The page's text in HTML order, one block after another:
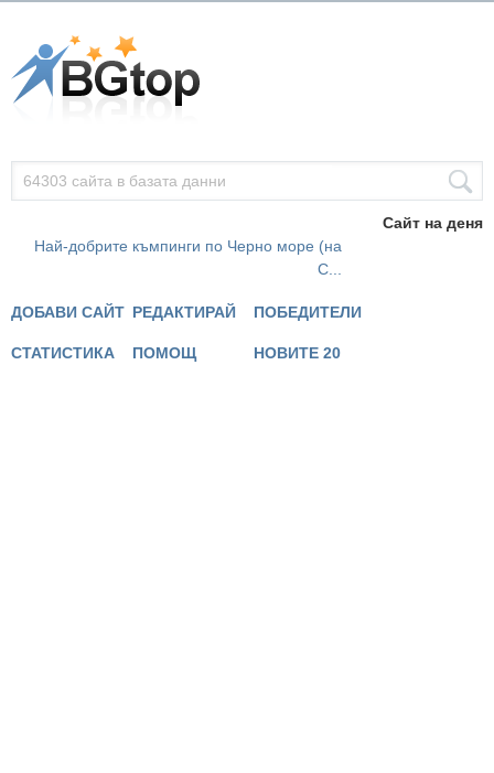
Сайт на деня
Най-добрите къмпинги по Черно море (на
С...
ДОБАВИ САЙТ РЕДАКТИРАЙ ПОБЕДИТЕЛИ
СТАТИСТИКА ПОМОЩ НОВИТЕ 20